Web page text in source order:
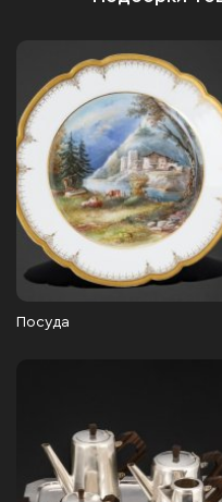
Посуда